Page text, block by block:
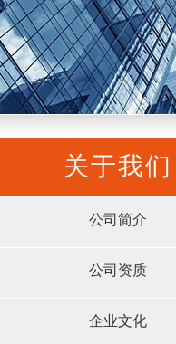
关于我们
公司简介
公司资质
企业文化